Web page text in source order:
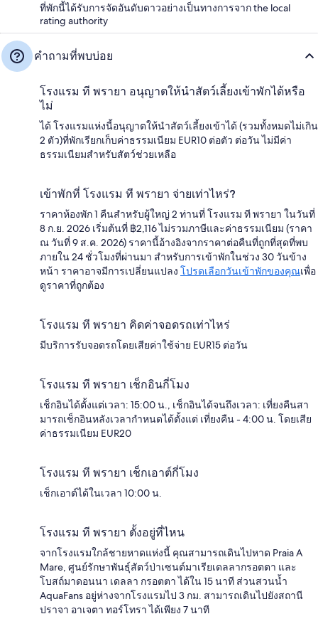
ที่พักนี้ได้รับการจัดอันดับดาวอย่างเป็นทางการจาก the local
rating authority
คำถามที่พบบ่อย
โรงแรม ที พรายา อนุญาตให้นำสัตว์เลี้ยงเข้าพักได้หรือ
ไม่
ได้ โรงแรมแห่งนี้อนุญาตให้นำสัตว์เลี้ยงเข้าได้ (รวมทั้งหมดไม่เกิน
2 ตัว)ที่พักเรียกเก็บค่าธรรมเนียม EUR10 ต่อตัว ต่อวัน ไม่มีค่า
ธรรมเนียมสำหรับสัตว์ช่วยเหลือ
เข้าพักที่ โรงแรม ที พรายา จ่ายเท่าไหร่?
ราคาห้องพัก 1 คืนสำหรับผู้ใหญ่ 2 ท่านที่ โรงแรม ที พรายา ในวันที่
8 ก.ย. 2026 เริ่มต้นที่ ฿2,116 ไม่รวมภาษีและค่าธรรมเนียม (ราคา
ณ วันที่ 9 ส.ค. 2026) ราคานี้อ้างอิงจากราคาต่อคืนที่ถูกที่สุดที่พบ
ภายใน 24 ชั่วโมงที่ผ่านมา สำหรับการเข้าพักในช่วง 30 วันข้าง
หน้า ราคาอาจมีการเปลี่ยนแปลง โปรดเลือกวันเข้าพักของคุณเพื่อ
ดูราคาที่ถูกต้อง
โรงแรม ที พรายา คิดค่าจอดรถเท่าไหร่
มีบริการรับจอดรถโดยเสียค่าใช้จ่าย EUR15 ต่อวัน
โรงแรม ที พรายา เช็กอินกี่โมง
เช็กอินได้ตั้งแต่เวลา: 15:00 น., เช็กอินได้จนถึงเวลา: เที่ยงคืนสา
มารถเช็กอินหลังเวลากำหนดได้ตั้งแต่ เที่ยงคืน - 4:00 น. โดยเสีย
ค่าธรรมเนียม EUR20
โรงแรม ที พรายา เช็กเอาต์กี่โมง
เช็กเอาต์ได้ในเวลา 10:00 น.
โรงแรม ที พรายา ตั้งอยู่ที่ไหน
จากโรงแรมใกล้ชายหาดแห่งนี้ คุณสามารถเดินไปหาด Praia A
Mare, ศูนย์รักษาพันธุ์สัตว์ป่าเซนต์มาเรียเดลลากรอตตา และ
โบสถ์มาดอนนา เดลลา กรอตตา ได้ใน 15 นาที ส่วนสวนน้ำ
AquaFans อยู่ห่างจากโรงแรมไป 3 กม. สามารถเดินไปยังสถานี
ปราจา อาเจตา ทอร์โทรา ได้เพียง 7 นาที